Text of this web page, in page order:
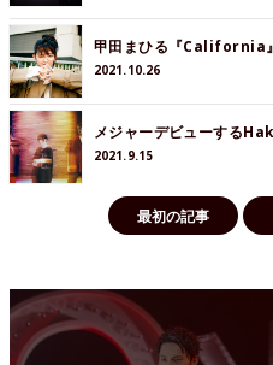
甲田まひる『California
2021.10.26
メジャーデビューする
2021.9.15
最初の記事